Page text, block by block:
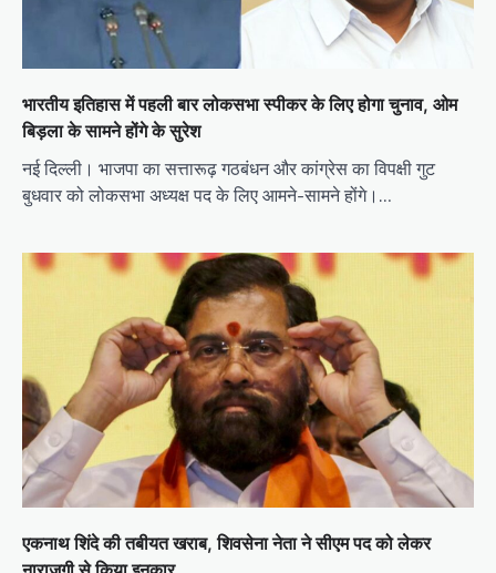
भारतीय इतिहास में पहली बार लोकसभा स्पीकर के लिए होगा चुनाव, ओम
बिड़ला के सामने होंगे के सुरेश
नई दिल्ली। भाजपा का सत्तारूढ़ गठबंधन और कांग्रेस का विपक्षी गुट
बुधवार को लोकसभा अध्यक्ष पद के लिए आमने-सामने होंगे।…
एकनाथ शिंदे की तबीयत खराब, शिवसेना नेता ने सीएम पद को लेकर